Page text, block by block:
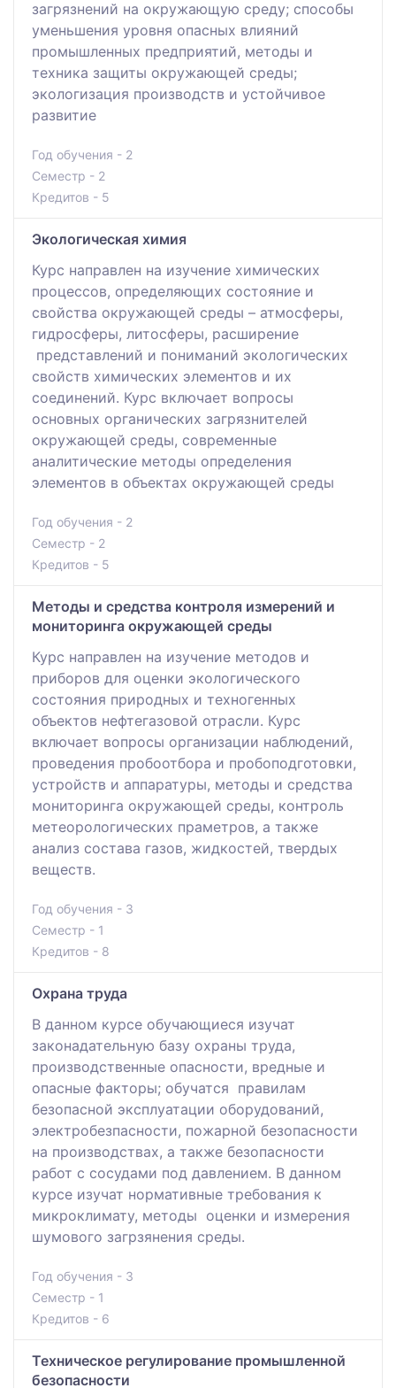
загрязнений на окружающую среду; способы
уменьшения уровня опасных влияний
промышленных предприятий, методы и
техника защиты окружающей среды;
экологизация производств и устойчивое
развитие
Год обучения - 2
Семестр - 2
Кредитов - 5
Экологическая химия
Курс направлен на изучение химических
процессов, определяющих состояние и
свойства окружающей среды – атмосферы,
гидросферы, литосферы, расширение
представлений и пониманий экологических
свойств химических элементов и их
соединений. Курс включает вопросы
основных органических загрязнителей
окружающей среды, современные
аналитические методы определения
элементов в объектах окружающей среды
Год обучения - 2
Семестр - 2
Кредитов - 5
Методы и средства контроля измерений и
мониторинга окружающей среды
Курс направлен на изучение методов и
приборов для оценки экологического
состояния природных и техногенных
объектов нефтегазовой отрасли. Курс
включает вопросы организации наблюдений,
проведения пробоотбора и пробоподготовки,
устройств и аппаратуры, методы и средства
мониторинга окружающей среды, контроль
метеорологических праметров, а также
анализ состава газов, жидкостей, твердых
веществ.
Год обучения - 3
Семестр - 1
Кредитов - 8
Охрана труда
В данном курсе обучающиеся изучат
законадательную базу охраны труда,
производственные опасности, вредные и
опасные факторы; обучатся правилам
безопасной эксплуатации оборудований,
электробезпасности, пожарной безопасности
на производствах, а также безопасности
работ с сосудами под давлением. В данном
курсе изучат нормативные требования к
микроклимату, методы оценки и измерения
шумового загрзянения среды.
Год обучения - 3
Семестр - 1
Кредитов - 6
Техническое регулирование промышленной
безопасности